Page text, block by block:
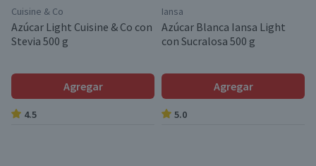
Cuisine & Co
Azúcar Light Cuisine & Co con
Stevia 500 g
Agregar
4.5
Iansa
Azúcar Blanca Iansa Light
con Sucralosa 500 g
Agregar
5.0